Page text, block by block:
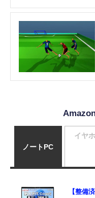
ノートPC
【整備
イヤ